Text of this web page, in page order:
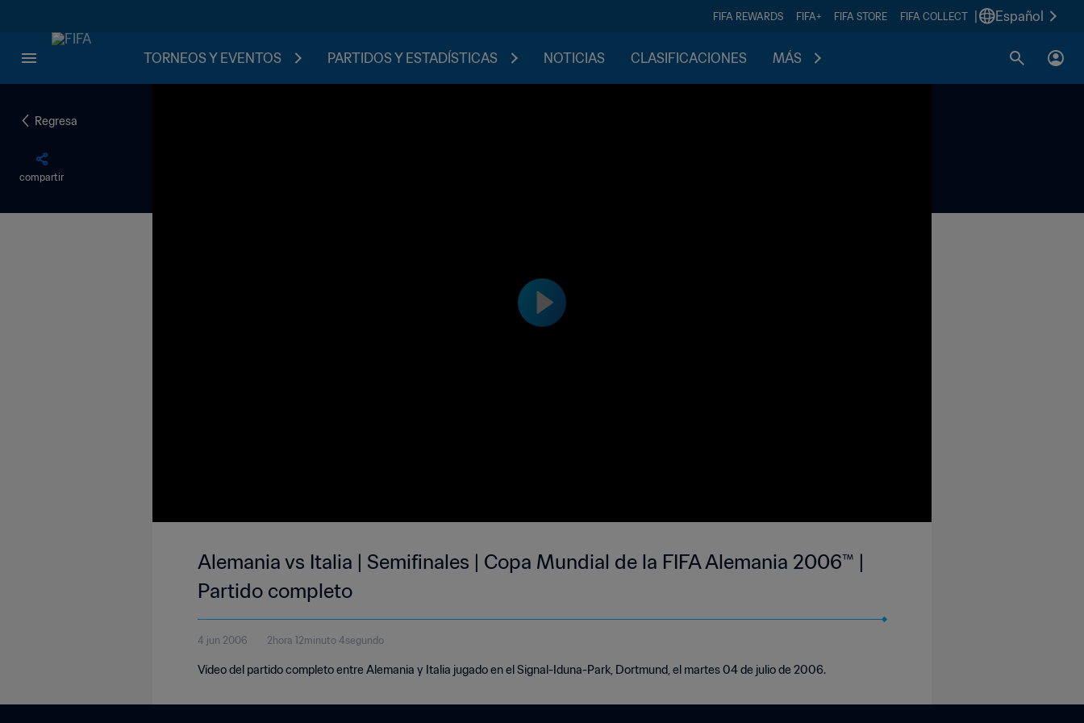
FIFA REWARDS FIFA+ FIFA STORE FIFA COLLECT Español
TORNEOS Y EVENTOS PARTIDOS Y ESTADÍSTICAS NOTICIAS CLASIFICACIONES MÁS
Regresa
compartir
Alemania vs Italia | Semifinales | Copa Mundial de la FIFA Alemania 2006™ |
Partido completo
4 jun 2006 2hora 12minuto 4segundo
Vídeo del partido completo entre Alemania y Italia jugado en el Signal-Iduna-Park, Dortmund, el martes 04 de julio de 2006.